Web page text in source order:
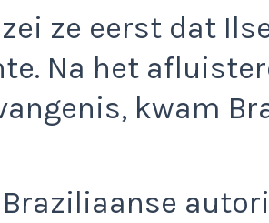
ze eerst dat
Na het
kwam
Braziliaanse